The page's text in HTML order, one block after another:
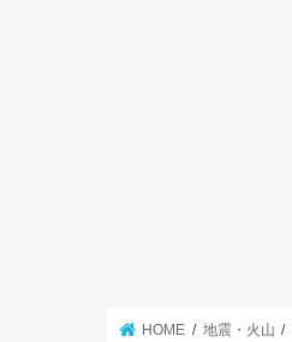
HOME 地震・火山